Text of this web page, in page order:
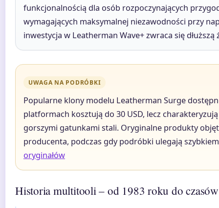
funkcjonalnością dla osób rozpoczynających
wymagających maksymalnej niezawodności przy
inwestycja w Leatherman Wave+ zwraca się dłuższą
UWAGA NA PODRÓBKI
Popularne klony modelu Leatherman Surge
platformach kosztują do 30 USD, lecz
gorszymi gatunkami stali. Oryginalne produkty
producenta, podczas gdy podróbki ulegają
oryginałów
Historia multitooli – od 1983 roku do czasów